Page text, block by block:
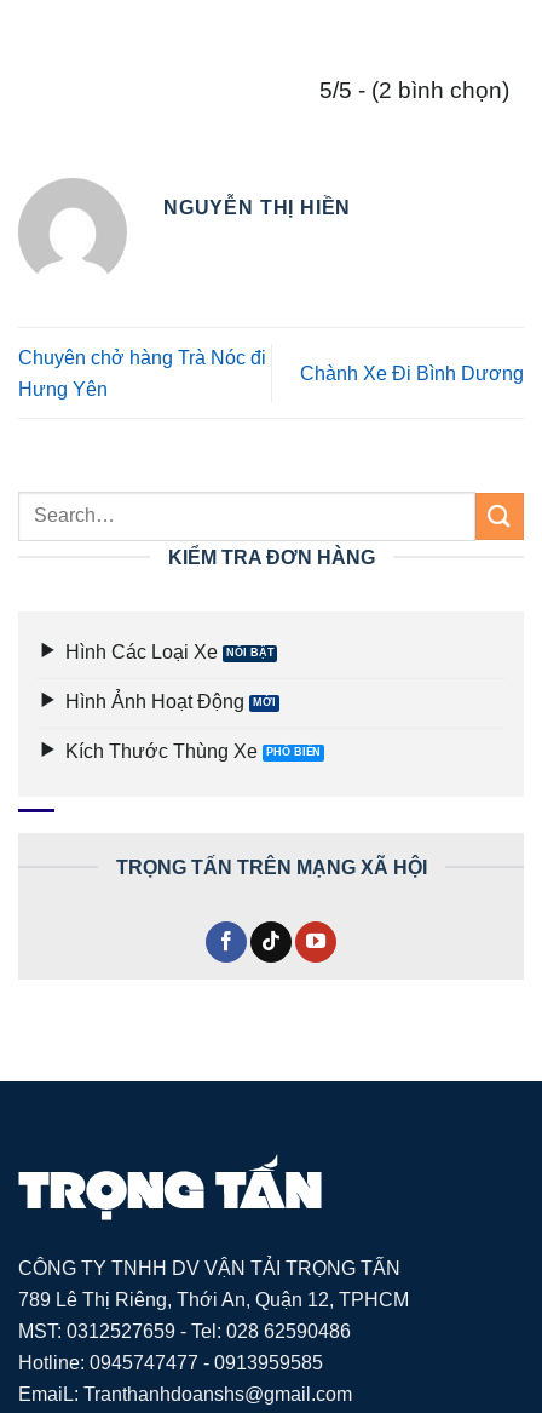
5/5 - (2 bình chọn)
NGUYỄN THỊ HIỀN
Chuyên chở hàng Trà Nóc đi
Hưng Yên
Chành Xe Đi Bình Dương
KIỂM TRA ĐƠN HÀNG
Hình Các Loại Xe
Hình Ảnh Hoạt Động
Kích Thước Thùng Xe
TRỌNG TẤN TRÊN MẠNG XÃ HỘI
CÔNG TY TNHH DV VẬN TẢI TRỌNG TẤN
789 Lê Thị Riêng, Thới An, Quận 12, TPHCM
MST: 0312527659 - Tel: 028 62590486
Hotline: 0945747477 - 0913959585
EmaiL: Tranthanhdoanshs@gmail.com